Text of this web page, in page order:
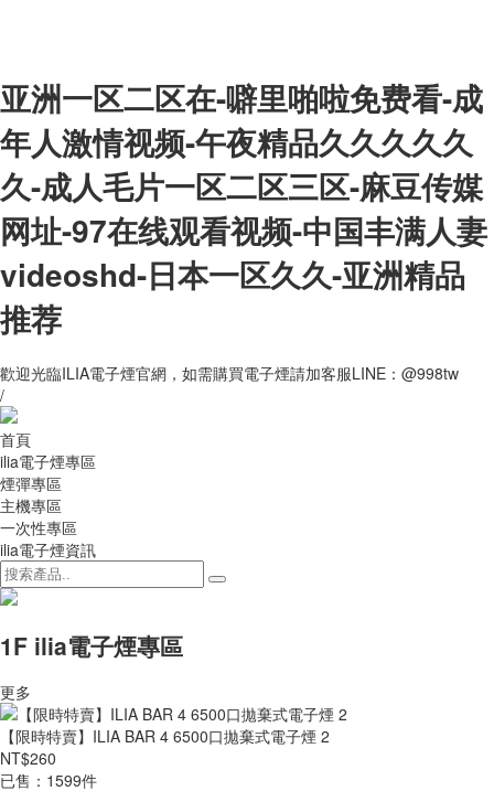
亚洲一区二区在-噼里啪啦免费看-成
年人激情视频-午夜精品久久久久久
久-成人毛片一区二区三区-麻豆传媒
网址-97在线观看视频-中国丰满人妻
videoshd-日本一区久久-亚洲精品
推荐
歡迎光臨ILIA電子煙官網，如需購買電子煙請加客服LINE：@998tw
/
首頁
ilia電子煙專區
煙彈專區
主機專區
一次性專區
ilia電子煙資訊
1F ilia電子煙專區
更多
【限時特賣】ILIA BAR 4 6500口拋棄式電子煙 2
NT$260
已售：1599件